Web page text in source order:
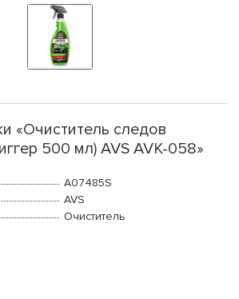
«Очиститель следов
500 мл) AVS AVK-058»
A07485S
AVS
Очиститель